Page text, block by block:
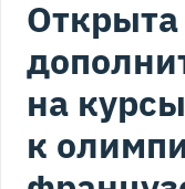
Открыта
на
к